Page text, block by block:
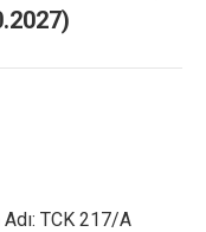
TCK 217/A